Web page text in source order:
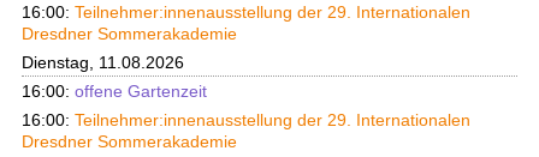
16:00: Teilnehmer:innenausstellung der 29. Internationalen
Dresdner Sommerakademie
Dienstag, 11.08.2026
16:00: offene Gartenzeit
16:00: Teilnehmer:innenausstellung der 29. Internationalen
Dresdner Sommerakademie